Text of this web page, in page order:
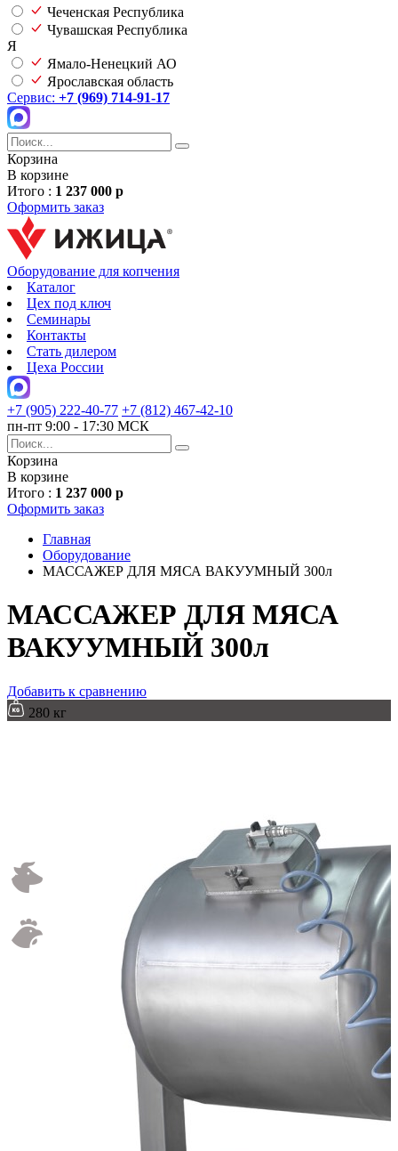
Чеченская Республика
Чувашская Республика
Я
Ямало-Ненецкий АО
Ярославская область
Сервис: +7 (969) 714-91-17
Корзина
В корзине
Итого : 1 237 000 р
Оформить заказ
Оборудование для копчения
Каталог
Цех под ключ
Семинары
Контакты
Стать дилером
Цеха России
+7 (905) 222-40-77 +7 (812) 467-42-10
пн-пт 9:00 - 17:30 МСК
Корзина
В корзине
Итого : 1 237 000 р
Оформить заказ
Главная
Оборудование
МАССАЖЕР ДЛЯ МЯСА ВАКУУМНЫЙ 300л
МАССАЖЕР ДЛЯ МЯСА
ВАКУУМНЫЙ 300л
Добавить к сравнению
280 кг